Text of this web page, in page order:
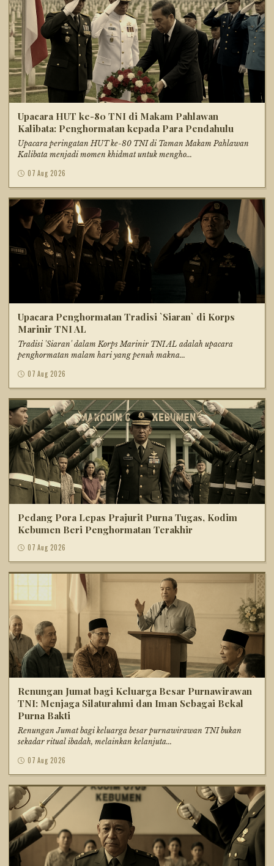
Upacara HUT ke-80 TNI di Makam Pahlawan
Kalibata: Penghormatan kepada Para Pendahulu
Upacara peringatan HUT ke-80 TNI di Taman Makam Pahlawan
Kalibata menjadi momen khidmat untuk mengho...
07 Aug 2026
Upacara Penghormatan Tradisi `Siaran` di Korps
Marinir TNI AL
Tradisi 'Siaran' dalam Korps Marinir TNI AL adalah upacara
penghormatan malam hari yang penuh makna...
07 Aug 2026
Pedang Pora Lepas Prajurit Purna Tugas, Kodim
Kebumen Beri Penghormatan Terakhir
07 Aug 2026
Renungan Jumat bagi Keluarga Besar Purnawirawan
TNI: Menjaga Silaturahmi dan Iman Sebagai Bekal
Purna Bakti
Renungan Jumat bagi keluarga besar purnawirawan TNI bukan
sekadar ritual ibadah, melainkan kelanjuta...
07 Aug 2026